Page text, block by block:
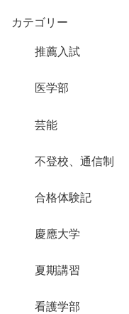
カテゴリー
推薦入試
医学部
芸能
不登校、通信制
合格体験記
慶應大学
夏期講習
看護学部